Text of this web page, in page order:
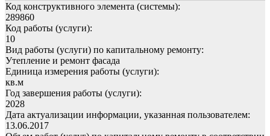
Код конструктивного элемента (системы):
289860
Код работы (услуги):
10
Вид работы (услуги) по капитальному ремонту:
Утепление и ремонт фасада
Единица измерения работы (услуги):
кв.м
Год завершения работы (услуги):
2028
Дата актуализации информации, указанная пользователем:
13.06.2017